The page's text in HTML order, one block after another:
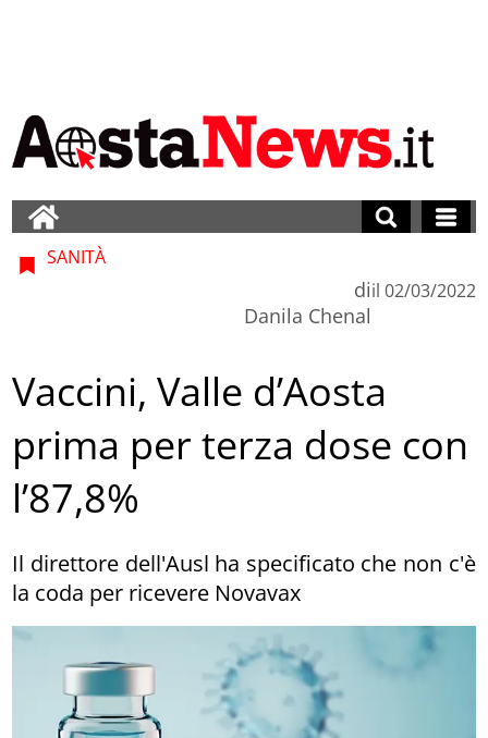
SANITÀ
di
Danila Chenal
il 02/03/2022
Vaccini, Valle d’Aosta
prima per terza dose con
l’87,8%
Il direttore dell'Ausl ha specificato che non c'è
la coda per ricevere Novavax